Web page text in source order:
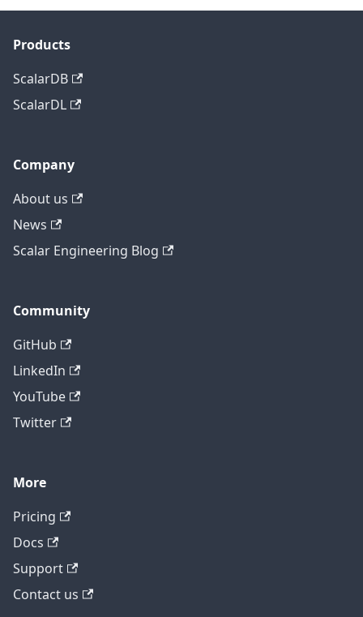
Products
ScalarDB
ScalarDL
Company
About us
News
Scalar Engineering Blog
Community
GitHub
LinkedIn
YouTube
Twitter
More
Pricing
Docs
Support
Contact us